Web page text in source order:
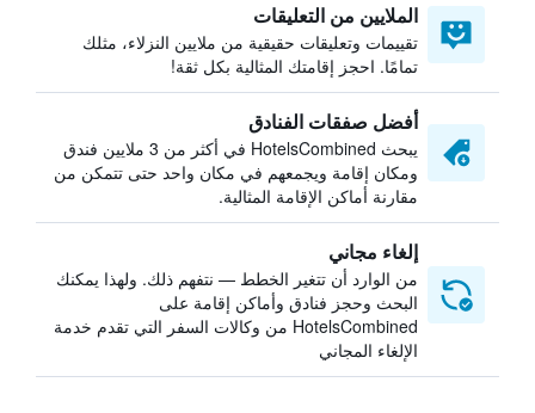
الملايين من التعليقات
تقييمات وتعليقات حقيقية من ملايين النزلاء، مثلك
تمامًا. احجز إقامتك المثالية بكل ثقة!
أفضل صفقات الفنادق
يبحث HotelsCombined في أكثر من 3 ملايين فندق
ومكان إقامة ويجمعهم في مكان واحد حتى تتمكن من
مقارنة أماكن الإقامة المثالية.
إلغاء مجاني
من الوارد أن تتغير الخطط — نتفهم ذلك. ولهذا يمكنك
البحث وحجز فنادق وأماكن إقامة على
HotelsCombined من وكالات السفر التي تقدم خدمة
الإلغاء المجاني